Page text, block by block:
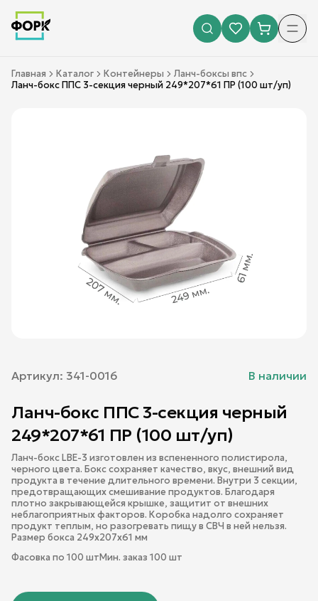
Главная Каталог Контейнеры
Ланч-боксы впс
Ланч-бокс ППС 3-секция черный 249*207*61 ПР (100 шт/уп)
Артикул: 341-0016 В наличии
Ланч-бокс ППС 3-секция черный
249*207*61 ПР (100 шт/уп)
Ланч-бокс LBE-3 изготовлен из вспененного полистирола,
черного цвета. Бокс сохраняет качество, вкус, внешний вид
продукта в течение длительного времени. Внутри 3 секции,
предотвращающих смешивание продуктов. Благодаря
плотно закрывающейся крышке, защитит от внешних
неблагоприятных факторов. Коробка надолго сохраняет
продукт теплым, но разогревать пищу в СВЧ в ней нельзя.
Размер бокса 249х207х61 мм
Фасовка по 100 штМин. заказ 100 шт